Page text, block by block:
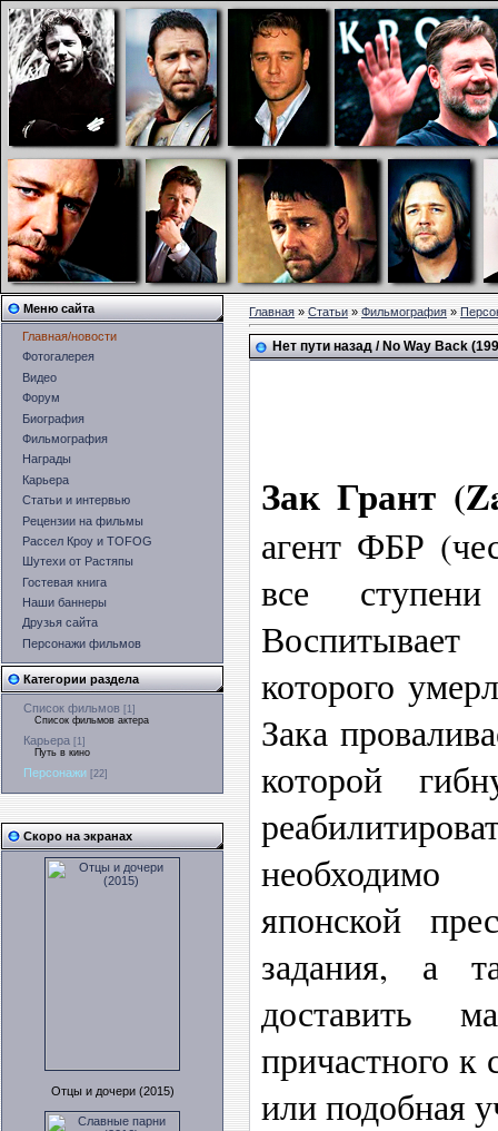
Меню сайта
Главная/новости
Фотогалерея
Видео
Форум
Биография
Фильмография
Награды
Карьера
Статьи и интервью
Рецензии на фильмы
Рассел Кроу и TOFOG
Шутехи от Растяпы
Гостевая книга
Наши баннеры
Друзья сайта
Персонажи фильмов
Категории раздела
Список фильмов [1]
Список фильмов актера
Карьера [1]
Путь в кино
Персонажи [22]
Скоро на экранах
Отцы и дочери (2015)
Главная»Статьи»Фильмография»
Нет пути назад / No Way Back
Зак Грант
агент ФБР
все
которого
Зака
которой
необходимо
японской
задания, а
доставить
причастного к
или подобная